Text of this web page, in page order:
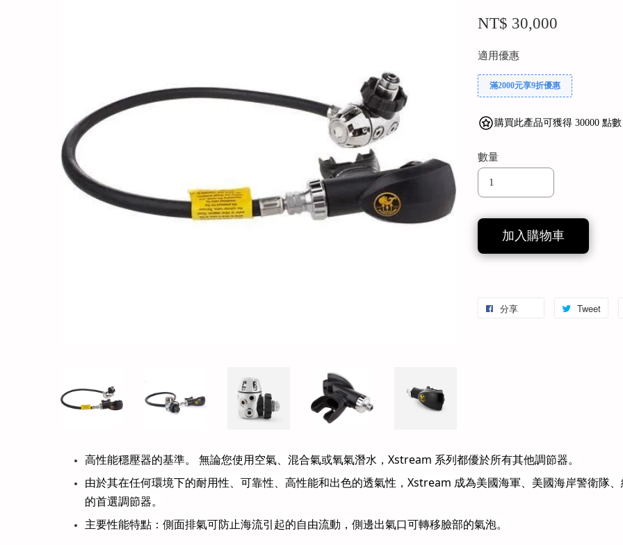
NT$ 30,000
適用優惠
滿2000元享9折優惠
購買此產品可獲得 30000 點數
數量
加入購物車
分享 Tweet
高性能穩壓器的基準。 無論您使用空氣、混合氣或氧氣潛水，Xstream 系列都優於所有其他調節器。
由於其在任何環境下的耐用性、可靠性、高性能和出色的透氣性，Xstream 成為美國海軍、美國海岸警衛隊
的首選調節器。
主要性能特點：側面排氣可防止海流引起的自由流動，側邊出氣口可轉移臉部的氣泡。